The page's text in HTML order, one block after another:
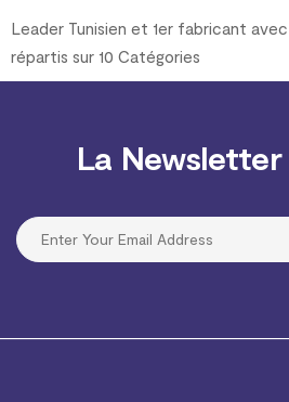
Leader Tunisien et 1er fabricant
répartis sur 10 Catégories
La Newsletter